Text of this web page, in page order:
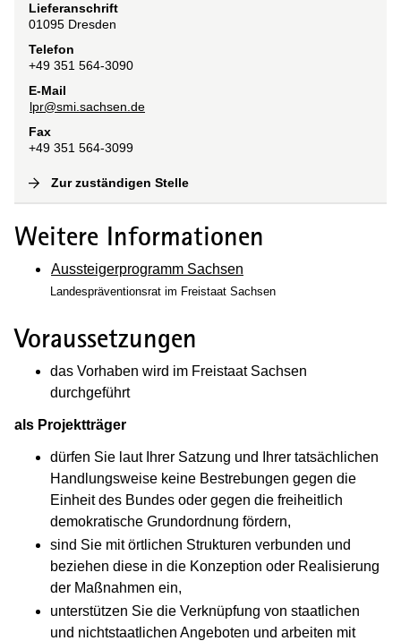
Lieferanschrift
01095 Dresden
Telefon
+49 351 564-3090
E-Mail
lpr@smi.sachsen.de
Fax
+49 351 564-3099
Zur zuständigen Stelle
Weitere Informationen
Aussteigerprogramm Sachsen
Landespräventionsrat im Freistaat Sachsen
Voraussetzungen
das Vorhaben wird im Freistaat Sachsen
durchgeführt
als Projektträger
dürfen Sie laut Ihrer Satzung und Ihrer tatsächlichen
Handlungsweise keine Bestrebungen gegen die
Einheit des Bundes oder gegen die freiheitlich
demokratische Grundordnung fördern,
sind Sie mit örtlichen Strukturen verbunden und
beziehen diese in die Konzeption oder Realisierung
der Maßnahmen ein,
unterstützen Sie die Verknüpfung von staatlichen
und nichtstaatlichen Angeboten und arbeiten mit